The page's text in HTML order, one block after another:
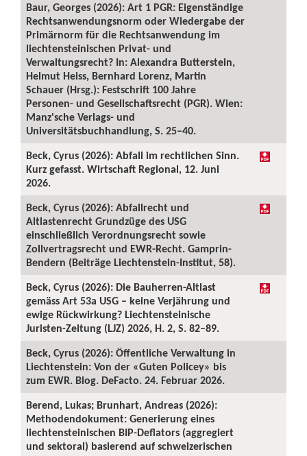
Baur, Georges (2026): Art 1 PGR: Eigenständige
Rechtsanwendungsnorm oder Wiedergabe der
Primärnorm für die Rechtsanwendung im
liechtensteinischen Privat- und
Verwaltungsrecht? In: Alexandra Butterstein,
Helmut Heiss, Bernhard Lorenz, Martin
Schauer (Hrsg.): Festschrift 100 Jahre
Personen- und Gesellschaftsrecht (PGR). Wien:
Manz'sche Verlags- und
Universitätsbuchhandlung, S. 25–40.
Beck, Cyrus (2026): Abfall im rechtlichen Sinn.
Kurz gefasst. Wirtschaft Regional, 12. Juni
2026.
Beck, Cyrus (2026): Abfallrecht und
Altlastenrecht Grundzüge des USG
einschließlich Verordnungsrecht sowie
Zollvertragsrecht und EWR-Recht. Gamprin-
Bendern (Beiträge Liechtenstein-Institut, 58).
Beck, Cyrus (2026): Die Bauherren-Altlast
gemäss Art 53a USG – keine Verjährung und
ewige Rückwirkung? Liechtensteinische
Juristen-Zeitung (LJZ) 2026, H. 2, S. 82–89.
Beck, Cyrus (2026): Öffentliche Verwaltung in
Liechtenstein: Von der «Guten Policey» bis
zum EWR. Blog. DeFacto. 24. Februar 2026.
Berend, Lukas; Brunhart, Andreas (2026):
Methodendokument: Generierung eines
liechtensteinischen BIP-Deflators (aggregiert
und sektoral) basierend auf schweizerischen